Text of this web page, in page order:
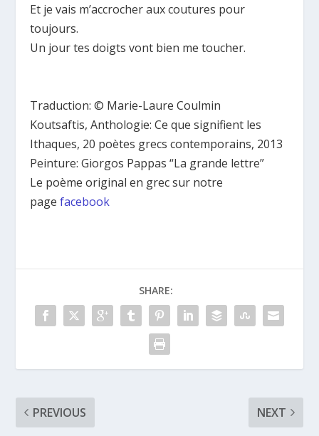
Et je vais m’accrocher aux coutures pour
toujours.
Un jour tes doigts vont bien me toucher.
Traduction: © Marie-Laure Coulmin
Koutsaftis, Anthologie: Ce que signifient les
Ithaques, 20 poètes grecs contemporains, 2013
Peinture: Giorgos Pappas “La grande lettre”
Le poème original en grec sur notre
pagefacebook
SHARE:
PREVIOUS NEXT